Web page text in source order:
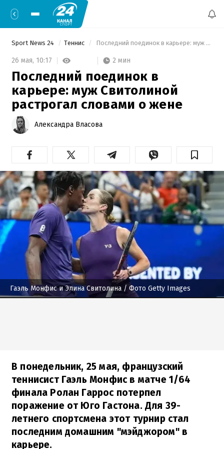
Sport News 24 Теннис Последний поединок в карьере: муж Свитолиной растрогал словами о жене
26 мая, 10:17 2 мин
Последний поединок в
карьере: муж Свитолиной
растрогал словами о жене
Александра Власова
Гаэль Монфис и Элина Свитолина / Фото Getty Images
В понедельник, 25 мая, французский
теннисист Гаэль Монфис в матче 1/64
финала Ролан Гаррос потерпел
поражение от Юго Гастона. Для 39-
летнего спортсмена этот турнир стал
последним домашним "мэйджором" в
карьере.